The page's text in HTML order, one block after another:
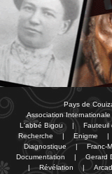
Pays de
Association
L'abbé Bigou
| Fauteuil
Recherche
| Enigme |
Diagnostique
| Franc-
Documentation
| Gerard
|
Révélation |